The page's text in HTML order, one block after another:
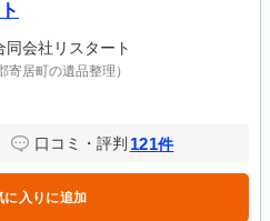
同会社リスタート
寄居町の遺品整理）
口コミ・評判 121件
に入りに追加